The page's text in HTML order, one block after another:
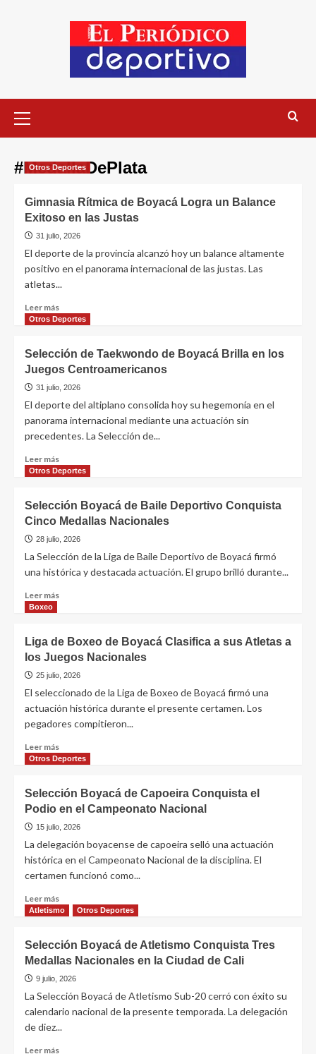
#MedallaDePlata
Otros Deportes
Gimnasia Rítmica de Boyacá Logra un Balance
Exitoso en las Justas
31 julio, 2026
El deporte de la provincia alcanzó hoy un balance altamente
positivo en el panorama internacional de las justas. Las
atletas...
Leer más
Otros Deportes
Selección de Taekwondo de Boyacá Brilla en los
Juegos Centroamericanos
31 julio, 2026
El deporte del altiplano consolida hoy su hegemonía en el
panorama internacional mediante una actuación sin
precedentes. La Selección de...
Leer más
Otros Deportes
Selección Boyacá de Baile Deportivo Conquista
Cinco Medallas Nacionales
28 julio, 2026
La Selección de la Liga de Baile Deportivo de Boyacá firmó
una histórica y destacada actuación. El grupo brilló durante...
Leer más
Boxeo
Liga de Boxeo de Boyacá Clasifica a sus Atletas a
los Juegos Nacionales
25 julio, 2026
El seleccionado de la Liga de Boxeo de Boyacá firmó una
actuación histórica durante el presente certamen. Los
pegadores compitieron...
Leer más
Otros Deportes
Selección Boyacá de Capoeira Conquista el
Podio en el Campeonato Nacional
15 julio, 2026
La delegación boyacense de capoeira selló una actuación
histórica en el Campeonato Nacional de la disciplina. El
certamen funcionó como...
Leer más
Atletismo Otros Deportes
Selección Boyacá de Atletismo Conquista Tres
Medallas Nacionales en la Ciudad de Cali
9 julio, 2026
La Selección Boyacá de Atletismo Sub-20 cerró con éxito su
calendario nacional de la presente temporada. La delegación
de diez...
Leer más